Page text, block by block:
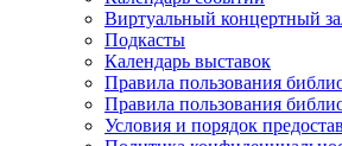
Виртуальный концертный
Подкасты
Календарь выставок
Правила пользования
Правила пользования
Условия и порядок